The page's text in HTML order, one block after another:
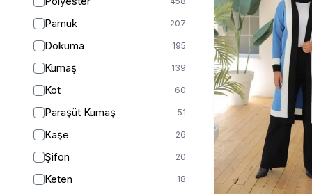
Pamuk 207
Dokuma 195
Kumaş 139
Kot 60
Paraşüt Kumaş 51
Kaşe 26
Şifon 20
Keten 18